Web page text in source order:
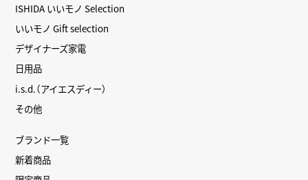
ISHIDA いいモノ Selection
いいモノ Gift selection
デザイナーズ家電
日用品
i.s.d.（アイエスディー）
その他
ブランド一覧
新着商品